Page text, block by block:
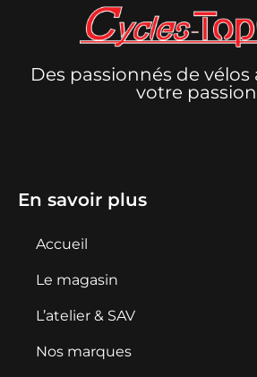
Des passionnés de vélos
votre
En savoir plus
Accueil
Le magasin
L’atelier & SAV
Nos marques